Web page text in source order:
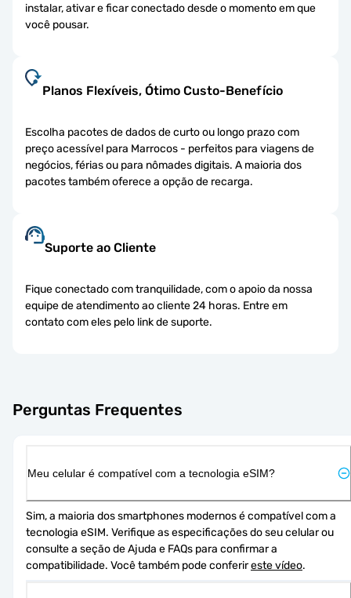
instalar, ativar e ficar conectado desde o momento em que
você pousar.
Planos Flexíveis, Ótimo Custo-Benefício
Escolha pacotes de dados de curto ou longo prazo com
preço acessível para Marrocos - perfeitos para viagens de
negócios, férias ou para nômades digitais. A maioria dos
pacotes também oferece a opção de recarga.
Suporte ao Cliente
Fique conectado com tranquilidade, com o apoio da nossa
equipe de atendimento ao cliente 24 horas. Entre em
contato com eles pelo link de suporte.
Perguntas Frequentes
Meu celular é compatível com a tecnologia eSIM?
Sim, a maioria dos smartphones modernos é compatível com a
tecnologia eSIM. Verifique as especificações do seu celular ou
consulte a seção de Ajuda e FAQs para confirmar a
compatibilidade. Você também pode conferir este vídeo.